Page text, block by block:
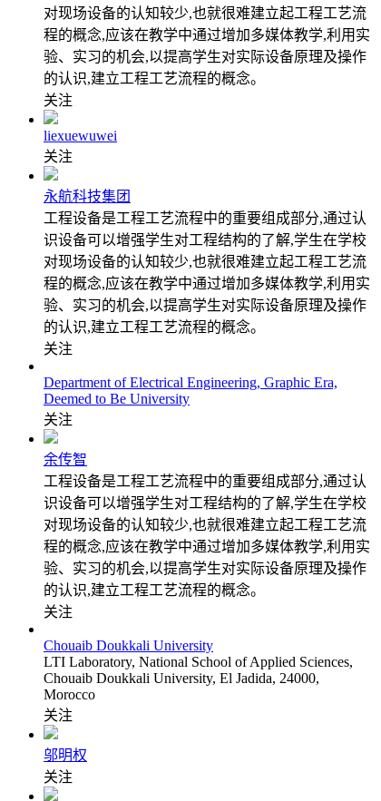
对现场设备的认知较少,也就很难建立起工程工艺流
程的概念,应该在教学中通过增加多媒体教学,利用实
验、实习的机会,以提高学生对实际设备原理及操作
的认识,建立工程工艺流程的概念。
关注
liexuewuwei
关注
永航科技集团
工程设备是工程工艺流程中的重要组成部分,通过认
识设备可以增强学生对工程结构的了解,学生在学校
对现场设备的认知较少,也就很难建立起工程工艺流
程的概念,应该在教学中通过增加多媒体教学,利用实
验、实习的机会,以提高学生对实际设备原理及操作
的认识,建立工程工艺流程的概念。
关注
Department of Electrical Engineering, Graphic Era,
Deemed to Be University
关注
余传智
工程设备是工程工艺流程中的重要组成部分,通过认
识设备可以增强学生对工程结构的了解,学生在学校
对现场设备的认知较少,也就很难建立起工程工艺流
程的概念,应该在教学中通过增加多媒体教学,利用实
验、实习的机会,以提高学生对实际设备原理及操作
的认识,建立工程工艺流程的概念。
关注
Chouaib Doukkali University
LTI Laboratory, National School of Applied Sciences,
Chouaib Doukkali University, El Jadida, 24000,
Morocco
关注
邬明权
关注